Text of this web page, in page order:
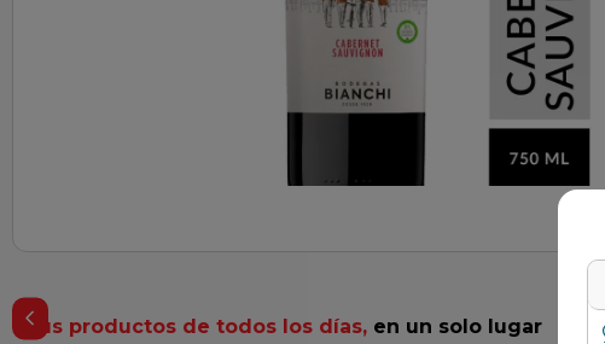
Tus productos de todos los días,en un solo lugar